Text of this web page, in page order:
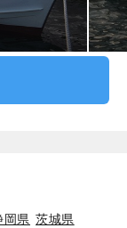
岡県 茨城県